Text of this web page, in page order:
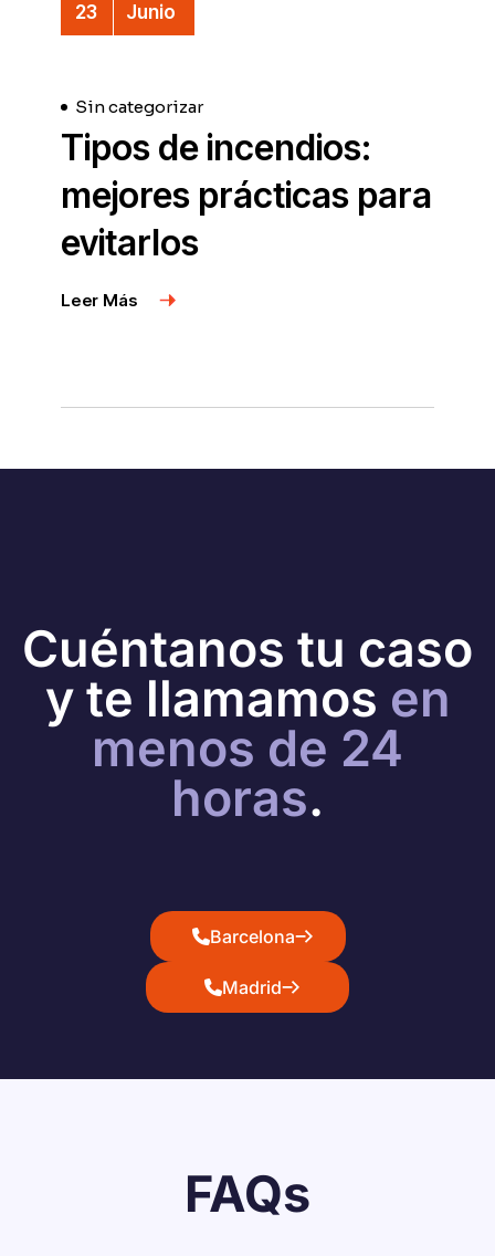
23 Junio
Sin categorizar
Tipos de incendios:
mejores prácticas para
evitarlos
View More
Cuéntanos tu caso
y te llamamos en
menos de 24
horas.
Barcelona
Madrid
FAQs